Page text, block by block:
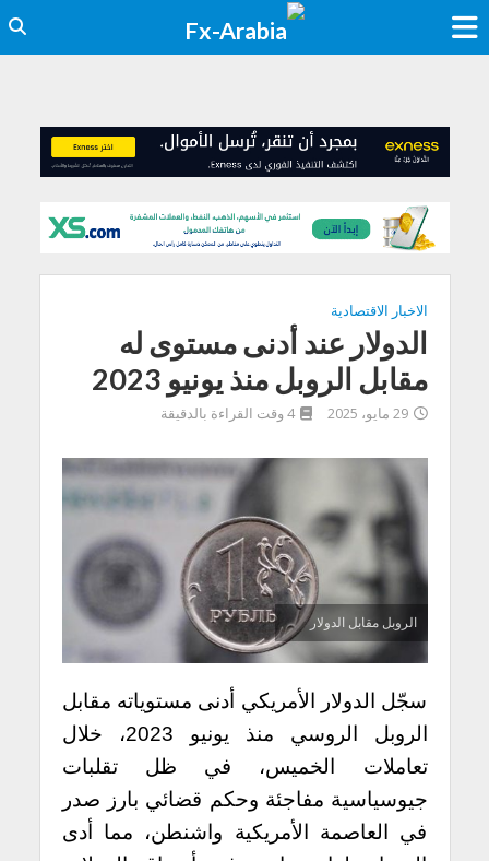
الاخبار الاقتصادية
الدولار عند أدنى مستوى له
مقابل الروبل منذ يونيو 2023
29 مايو، 2025 4 وقت القراءة بالدقيقة
الروبل مقابل الدولار
سجّل الدولار الأمريكي أدنى مستوياته مقابل
الروبل الروسي منذ يونيو 2023، خلال
تعاملات الخميس، في ظل تقلبات
جيوسياسية مفاجئة وحكم قضائي بارز صدر
في العاصمة الأمريكية واشنطن، مما أدى